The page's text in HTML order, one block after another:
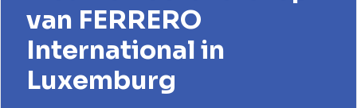
van FERRERO
International in
Luxemburg